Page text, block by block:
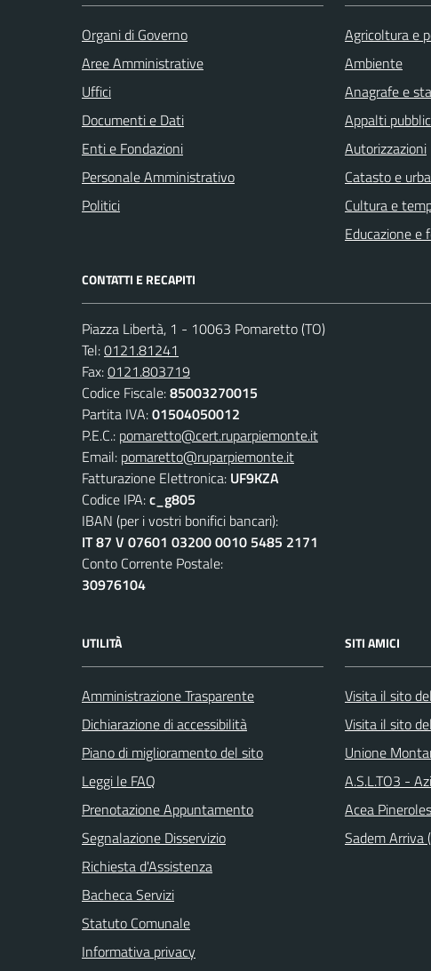
Organi di Governo
Aree Amministrative
Uffici
Documenti e Dati
Enti e Fondazioni
Personale Amministrativo
Politici
Agricoltura e
Ambiente
Anagrafe e
Appalti
Autorizzazioni
Catasto e
Cultura e
Educazione e
CONTATTI E RECAPITI
Piazza Libertà, 1 - 10063 Pomaretto (TO)
Tel:0121.81241
Fax:0121.803719
Codice Fiscale:85003270015
Partita IVA:01504050012
P.E.C.: pomaretto@cert.ruparpiemonte.it
Email: pomaretto@ruparpiemonte.it
Fatturazione Elettronica: UF9KZA
Codice IPA:c_g805
IBAN (per i vostri bonifici bancari):
IT 87 V 07601 03200 0010 5485 2171
Conto Corrente Postale:
30976104
UTILITÀ
Amministrazione Trasparente
Dichiarazione di accessibilità
Piano di miglioramento del sito
Leggi le FAQ
Prenotazione Appuntamento
Segnalazione Disservizio
Richiesta d'Assistenza
Bacheca Servizi
Statuto Comunale
Informativa privacy
SITI AMICI
Visita il sito
Visita il sito
Unione
A.S.L.TO3 -
Acea
Sadem Arriva